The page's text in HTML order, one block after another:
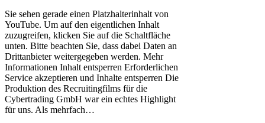
Sie sehen gerade einen Platzhalterinhalt von
YouTube. Um auf den eigentlichen Inhalt
zuzugreifen, klicken Sie auf die Schaltfläche
unten. Bitte beachten Sie, dass dabei Daten an
Drittanbieter weitergegeben werden. Mehr
Informationen Inhalt entsperren Erforderlichen
Service akzeptieren und Inhalte entsperren Die
Produktion des Recruitingfilms für die
Cybertrading GmbH war ein echtes Highlight
für uns. Als mehrfach…